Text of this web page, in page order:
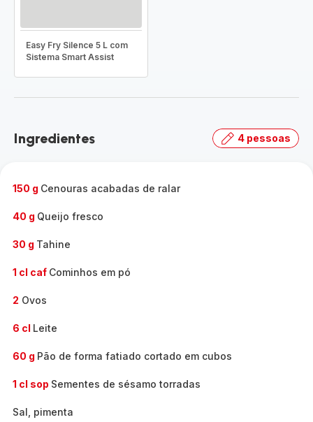
Easy Fry Silence 5 L com
Sistema Smart Assist
Ingredientes 4 pessoas
150 g Cenouras acabadas de ralar
40 g Queijo fresco
30 g Tahine
1 cl caf Cominhos em pó
2 Ovos
6 cl Leite
60 g Pão de forma fatiado cortado em cubos
1 cl sop Sementes de sésamo torradas
Sal, pimenta